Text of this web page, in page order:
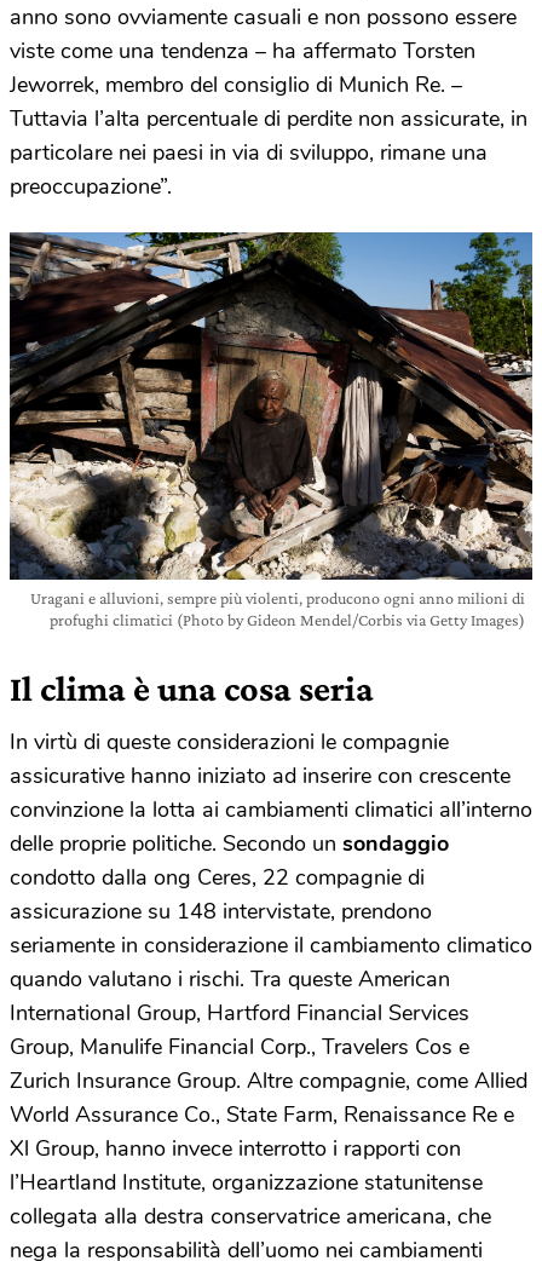
anno sono ovviamente casuali e non possono essere
viste come una tendenza – ha affermato Torsten
Jeworrek, membro del consiglio di Munich Re. –
Tuttavia l’alta percentuale di perdite non assicurate, in
particolare nei paesi in via di sviluppo, rimane una
preoccupazione”.
Uragani e alluvioni, sempre più violenti, producono ogni anno milioni di
profughi climatici (Photo by Gideon Mendel/Corbis via Getty Images)
Il clima è una cosa seria
In virtù di queste considerazioni le compagnie
assicurative hanno iniziato ad inserire con crescente
convinzione la lotta ai cambiamenti climatici all’interno
delle proprie politiche. Secondo un sondaggio
condotto dalla ong Ceres, 22 compagnie di
assicurazione su 148 intervistate, prendono
seriamente in considerazione il cambiamento climatico
quando valutano i rischi. Tra queste American
International Group, Hartford Financial Services
Group, Manulife Financial Corp., Travelers Cos e
Zurich Insurance Group. Altre compagnie, come Allied
World Assurance Co., State Farm, Renaissance Re e
Xl Group, hanno invece interrotto i rapporti con
l’Heartland Institute, organizzazione statunitense
collegata alla destra conservatrice americana, che
nega la responsabilità dell’uomo nei cambiamenti